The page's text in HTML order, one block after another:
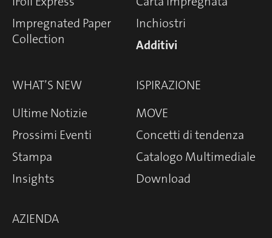
Impregnated Paper
Collection
Inchiostri
Additivi
WHAT’S NEW
Ultime Notizie
Prossimi Eventi
Stampa
Insights
ISPIRAZIONE
MOVE
Concetti di tendenza
Catalogo Multimediale
Download
AZIENDA